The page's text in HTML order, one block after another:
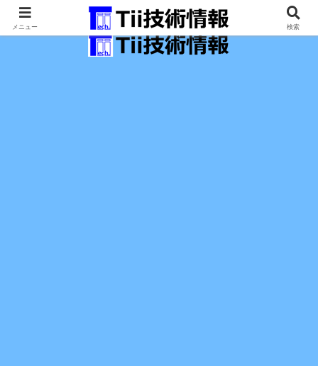
最新の科学技術の情報インフラ。
メニュー 検索